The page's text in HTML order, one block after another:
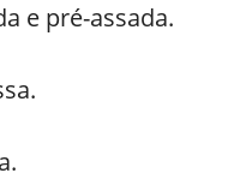
e pré-assada.